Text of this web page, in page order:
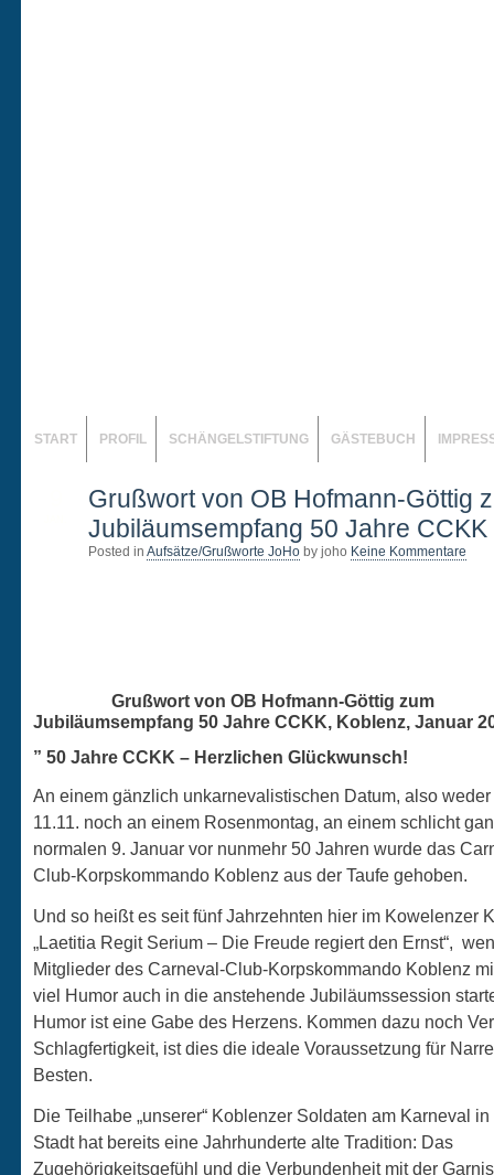
START PROFIL SCHÄNGELSTIFTUNG GÄSTEBUCH
Grußwort von OB Hofmann-Göttig
Jubiläumsempfang 50 Jahre CCKK
Posted in Aufsätze/Grußworte JoHo by joho Keine Kommentare
Grußwort von OB Hofmann-Göttig zum
Jubiläumsempfang 50 Jahre CCKK, Koblenz, Januar
” 50 Jahre CCKK – Herzlichen Glückwunsch!
An einem gänzlich unkarnevalistischen Datum, also
11.11. noch an einem Rosenmontag, an einem schlicht
normalen 9. Januar vor nunmehr 50 Jahren wurde das
Club-Korpskommando Koblenz aus der Taufe gehoben.
Und so heißt es seit fünf Jahrzehnten hier im Kowelenzer
„Laetitia Regit Serium – Die Freude regiert den Ernst“,
Mitglieder des Carneval-Club-Korpskommando Koblenz
viel Humor auch in die anstehende Jubiläumssession
Humor ist eine Gabe des Herzens. Kommen dazu noch
Schlagfertigkeit, ist dies die ideale Voraussetzung für
Besten.
Die Teilhabe „unserer“ Koblenzer Soldaten am Karneval
Stadt hat bereits eine Jahrhunderte alte Tradition: Das
Zugehörigkeitsgefühl und die Verbundenheit mit der